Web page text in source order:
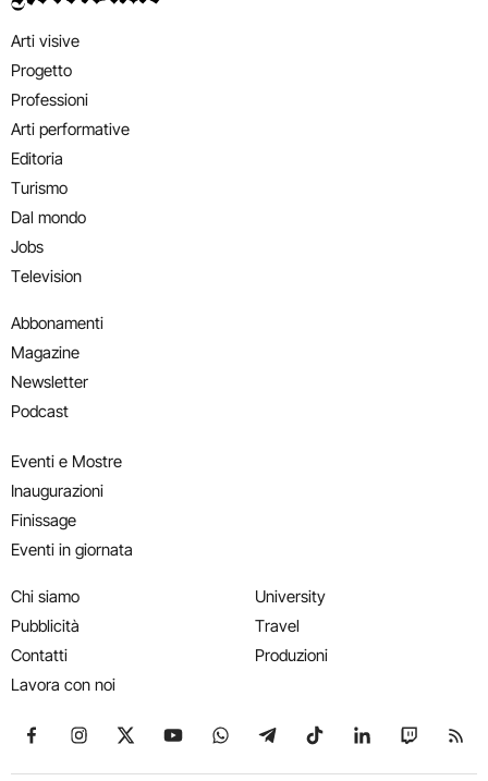
Arti visive
Progetto
Professioni
Arti performative
Editoria
Turismo
Dal mondo
Jobs
Television
Abbonamenti
Magazine
Newsletter
Podcast
Eventi e Mostre
Inaugurazioni
Finissage
Eventi in giornata
Chi siamo
Pubblicità
Contatti
Lavora con noi
University
Travel
Produzioni
Seguici su Facebook
Seguici su Instagram
Seguici su X
Seguici su YouTube
Seguici su WhatsApp
Seguici su Telegram
Seguici su TikTok
Seguici su
Seguici